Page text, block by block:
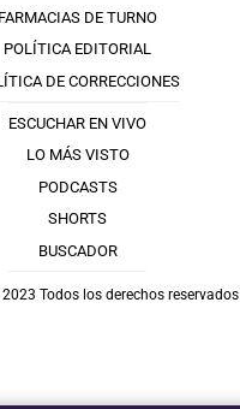
FARMACIAS DE TURNO
POLÍTICA EDITORIAL
DE CORRECCIONES
ESCUCHAR EN VIVO
LO MÁS VISTO
PODCASTS
SHORTS
BUSCADOR
Todos los derechos reservados